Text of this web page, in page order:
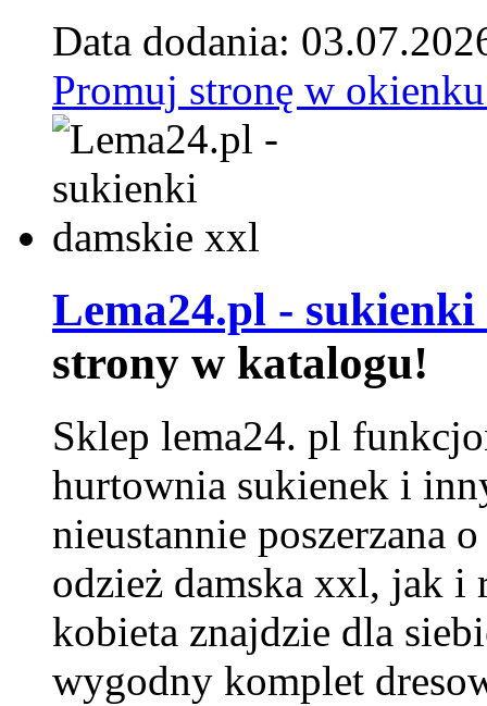
Data dodania:
Promuj stronę w
Lema24.pl -
strony w katalogu!
Sklep lema24. pl
hurtownia sukienek i
nieustannie poszerzana
odzież damska xxl, jak i
kobieta znajdzie dla
wygodny komplet